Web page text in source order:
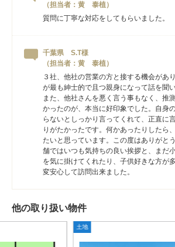
（担当者：黄 泰植）
質問に丁寧な対応をしてもらいました。
千葉県 S.T様
（担当者：黄 泰植）
３社、他社の営業の方と接する機会があ
が最も紳士的で且つ親身になって話を聞
また、他社さんを悪く言う事もなく、推
かったのが、本当に好印象でした。自身
らないとしっかり言ってくれて、正直に
りがたかったです。何かあったりしたら
たいと思っています。この度はありがと
舗ではいつも気持ちの良い挨拶と、まだ
を気に掛けてくれたり、子供好きな方が
変安心して訪問出来ました。
他の取り扱い物件
土地